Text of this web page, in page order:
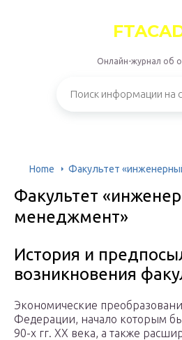
Онлайн-журнал об
Home Факультет
Факультет
менеджмент»
История и
возникновения
Экономические
Федерации, начало которым
90-х гг. ХХ века, а также